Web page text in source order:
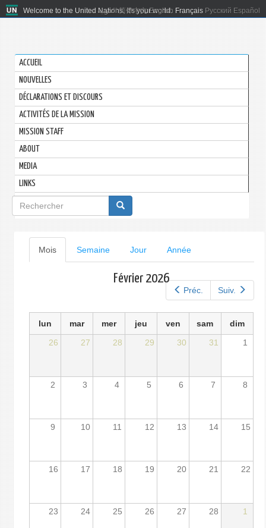
Welcome to the United Nations. It's your world.
العربية 简体中文 English Français Русский Español
ACCUEIL
NOUVELLES
DÉCLARATIONS ET DISCOURS
ACTIVITÉS DE LA MISSION
MISSION STAFF
ABOUT
MEDIA
LINKS
Formulaire
de
recherche
Onglets
principaux
Mois(onglet
actif)
Semaine Jour Année
Préc. Suiv.
Février 2026
lun mar mer jeu ven sam
dim
26
27 28 29 30 31 1
2 3 4 5 6 7 8
9 10 11 12 13 14 15
16 17 18 19 20 21 22
23 24 25 26 27 28 1